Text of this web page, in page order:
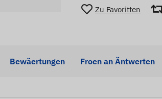
Zu Favoritten
Bewäertungen Froen an Äntwerten